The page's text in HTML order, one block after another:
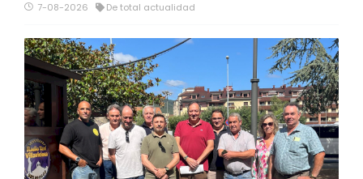
7-08-2026 De total actualidad